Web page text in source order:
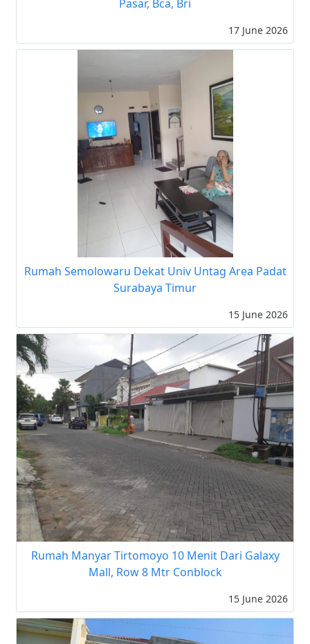
Pasar, Bca, Bri
17 June 2026
Rumah Semolowaru Dekat Univ Untag Area Padat
Surabaya Timur
15 June 2026
Rumah Manyar Tirtomoyo 10 Menit Dari Galaxy
Mall, Row 8 Mtr Conblock
15 June 2026